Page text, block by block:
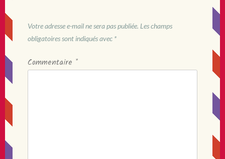
Votre adresse e-mail ne sera pas publiée. Les champs
obligatoires sont indiqués avec *
Commentaire *